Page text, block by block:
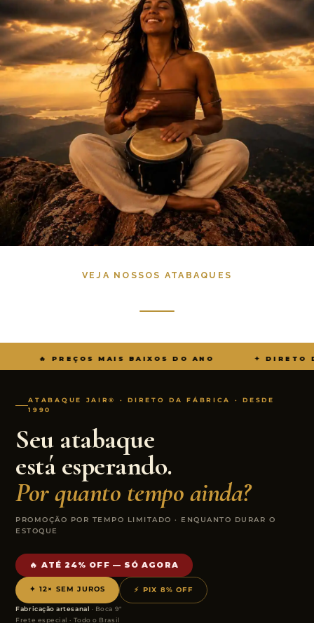
VEJA NOSSOS ATABAQUES
DO ANO ✦ DIRETO DA FÁBRICA · IBATÉ/SP
ATABAQUE JAIR® · DIRETO DA FÁBRICA · DESDE
1990
Seu atabaque
está esperando.
Por quanto tempo ainda?
PROMOÇÃO POR TEMPO LIMITADO · ENQUANTO DURAR O
ESTOQUE
🔥 ATÉ 24% OFF — SÓ AGORA
✦ 12× SEM JUROS ⚡ PIX 8% OFF
Fabricação artesanal · Boca 9″
Frete especial · Todo o Brasil